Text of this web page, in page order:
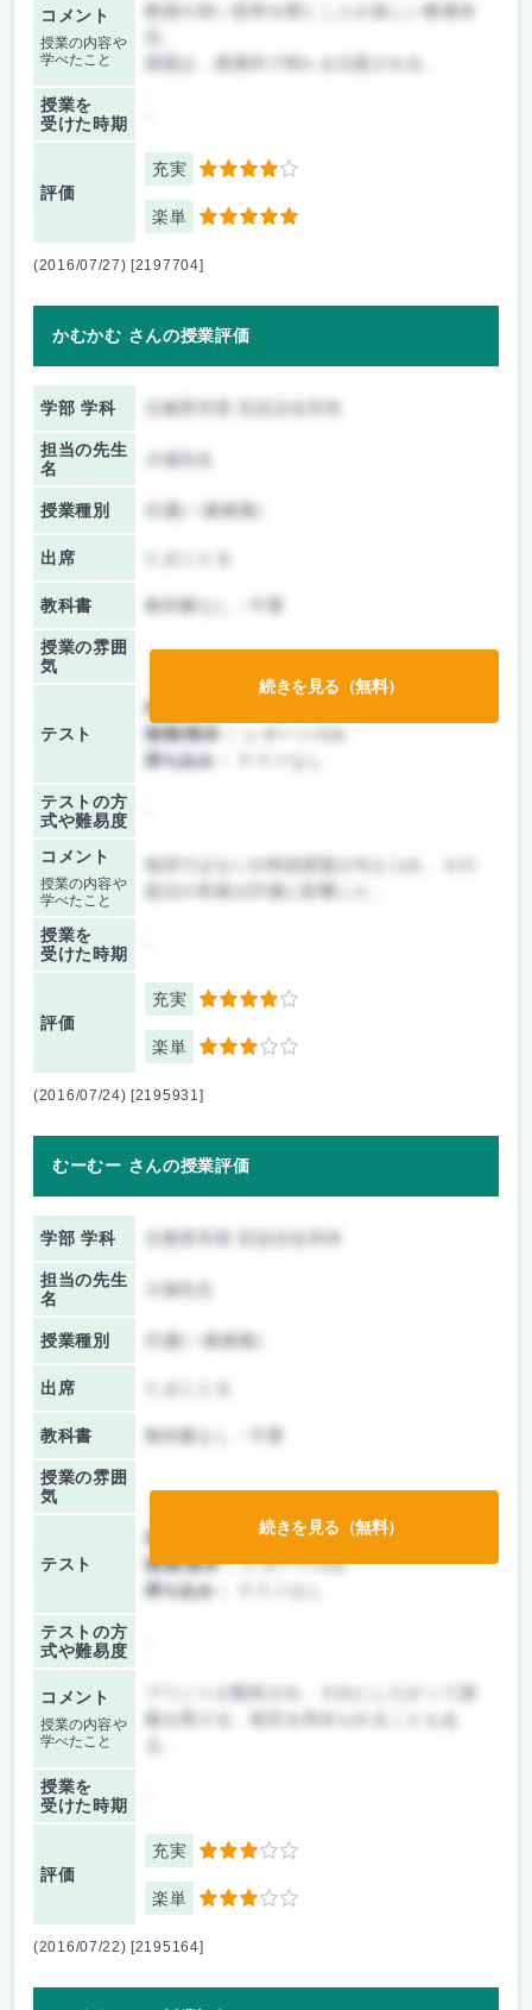
コメント
授業の内容や
学べたこと
教授の深い思考を聞くことが楽しい教養科
授業を
受けた時期
評価
充実 4
楽単 5
(2016/07/27) [2197704]
かむかむ さんの授業評価
学部 学科
担当の先生
名
大塚先生
授業種別 共通(一般教養)
出席
教科書 教科書なし・不要
授業の雰囲
気
テスト
前期/中間：
後期/期末：
持ち込み：
テストの方
式や難易度
コメント
授業の内容や
学べたこと
毎回ではないが時折課題が与えられ、その
提出の有無が評価に影響した。
授業を
受けた時期
評価
充実 4
楽単 3
続きを見る（無料）
(2016/07/24) [2195931]
むーむー さんの授業評価
学部 学科
担当の先生
名
大塚先生
授業種別 共通(一般教養)
出席
教科書 教科書なし・不要
授業の雰囲
気
テスト
前期/中間：
レポートのみ
後期/期末：レポートのみ
持ち込み：
テストの方
式や難易度
コメント
授業の内容や
学べたこと
義を受ける。発言を求められることもあ
授業を
受けた時期
評価
充実 3
楽単 3
続きを見る（無料）
(2016/07/22) [2195164]